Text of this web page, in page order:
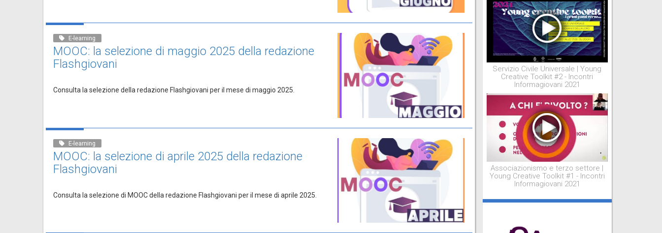
E-learning
MOOC: la selezione di maggio 2025 della redazione
Flashgiovani
Consulta la selezione della redazione Flashgiovani per il mese di maggio 2025.
E-learning
MOOC: la selezione di aprile 2025 della redazione
Flashgiovani
Consulta la selezione di MOOC della redazione Flashgiovani per il mese di aprile 2025.
Servizio Civile Universale | Young
Creative Toolkit #2 - Incontri
Informagiovani 2021
Associazionismo e terzo settore |
Young Creative Toolkit #1 - Incontri
Informagiovani 2021